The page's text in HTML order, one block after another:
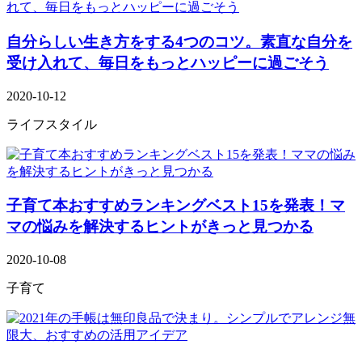
自分らしい生き方をする4つのコツ。素直な自分を
受け入れて、毎日をもっとハッピーに過ごそう
2020-10-12
ライフスタイル
子育て本おすすめランキングベスト15を発表！マ
マの悩みを解決するヒントがきっと見つかる
2020-10-08
子育て